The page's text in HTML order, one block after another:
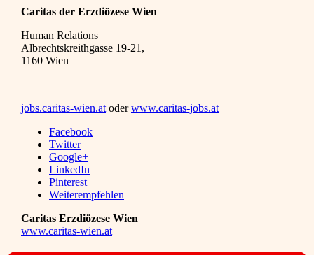
Caritas der Erzdiözese Wien
Human Relations
Albrechtskreithgasse 19-21,
1160 Wien
jobs.caritas-wien.at oderwww.caritas-jobs.at
Facebook
Twitter
Google+
LinkedIn
Pinterest
Weiterempfehlen
Caritas Erzdiözese Wien
www.caritas-wien.at